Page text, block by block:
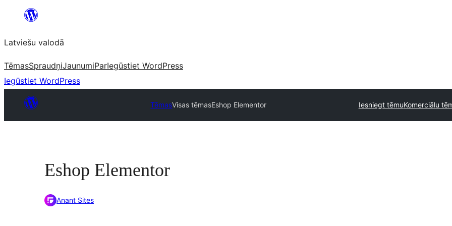
Pāriet
saturu
Latviešu valodā
TēmasSpraudņiJaunumiParIegūstiet WordPress
Iegūstiet WordPress
TēmasVisas tēmasEshop Elementor Iesniegt tēmuKomerciālu
Eshop Elementor
Anant Sites